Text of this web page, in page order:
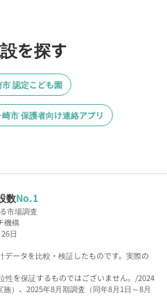
を探す
認定こども園
市 保護者向け連絡アプリ
数No.1
市場調査
機構
日
ータを比較・検証したものです。実際の
性を保証するものではございません。/2024
）、2025年8月期調査（同年8月1日～8月